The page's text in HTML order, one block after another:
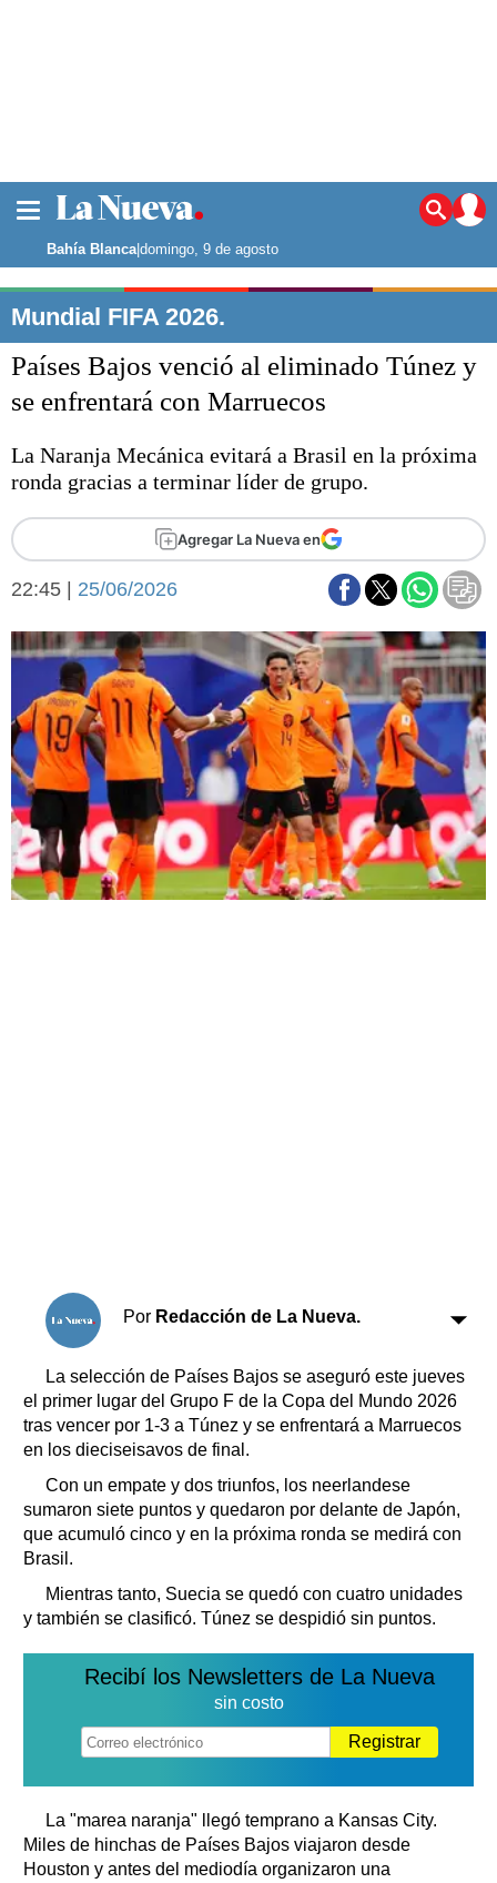
Noticias
La ciudad
Punta Alta
El país
El mundo
Seguridad
Deportes
Escenario Olímpico
Liga del Sur
Fútbol
Cines
Economía y campo
Economía y finanzas
Con el campo
Espacio empresas
Sociedad y tiempo
libre
Sociedad
Tecnología
Turismo
Salud
Es viral
El tiempo
Bahía Blanca|domingo, 9 de agosto
Mundial FIFA 2026.
Países Bajos venció al eliminado Túnez y
se enfrentará con Marruecos
La Naranja Mecánica evitará a Brasil en la próxima
ronda gracias a terminar líder de grupo.
Agregar La Nueva en
22:45 | 25/06/2026
Por Redacción de La Nueva.
La selección de Países Bajos se aseguró este jueves
el primer lugar del Grupo F de la Copa del Mundo 2026
tras vencer por 1-3 a Túnez y se enfrentará a Marruecos
en los dieciseisavos de final.
Con un empate y dos triunfos, los neerlandese
sumaron siete puntos y quedaron por delante de Japón,
que acumuló cinco y en la próxima ronda se medirá con
Brasil.
Mientras tanto, Suecia se quedó con cuatro unidades
y también se clasificó. Túnez se despidió sin puntos.
Recibí los Newsletters de La Nueva
sin costo
Registrar
La "marea naranja" llegó temprano a Kansas City.
Miles de hinchas de Países Bajos viajaron desde
Houston y antes del mediodía organizaron una